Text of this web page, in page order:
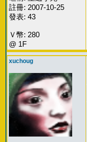
註冊: 2007-10-25
發表: 43
Ｖ幣: 280
@ 1F
xuchoug